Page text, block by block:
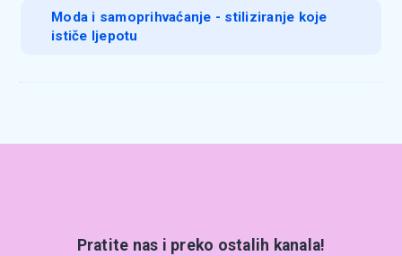
Moda i samoprihvaćanje - stiliziranje koje
ističe ljepotu
Pratite nas i preko ostalih kanala!